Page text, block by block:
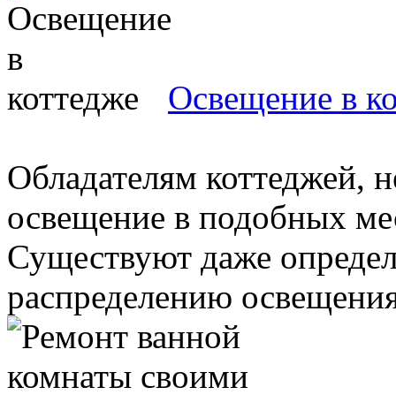
Освещение в
Обладателям коттеджей,
освещение в подобных
Существуют даже
распределению